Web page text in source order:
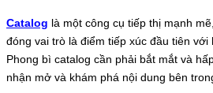
Catalog là một công cụ tiếp thị mạnh
đóng vai trò là điểm tiếp xúc đầu tiên với
Phong bì catalog cần phải bắt mắt và
nhận mở và khám phá nội dung bên